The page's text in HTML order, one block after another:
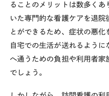
ることのメリットは数多くあ
いた専門的な看護ケアを退院
とができるため、症状の悪
自宅での生活が送れるよう
へ通うための負担や利用者家
でしょう。